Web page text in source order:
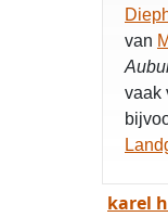
van
vaak
karel